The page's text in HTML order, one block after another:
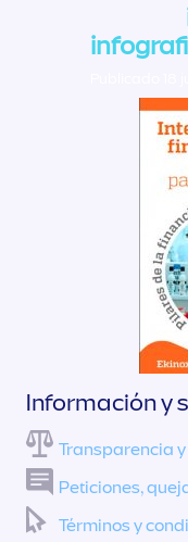
Información y
Transparencia
Peticiones,
Términos y